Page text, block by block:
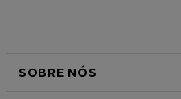
SOBRE NÓS